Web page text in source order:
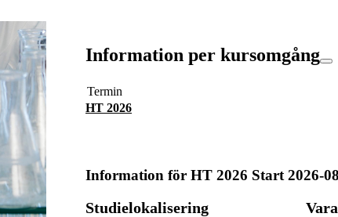
Information per kursomgång
Termin
HT 2026
Information för HT 2026 Start 2026-
Studielokalisering